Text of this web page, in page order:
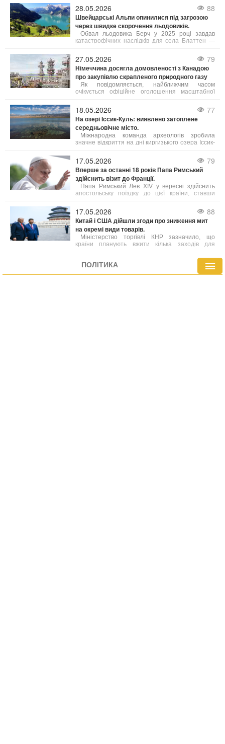
від Eurostat та Центрального банку Ісландії, як
повідомляє Bloomberg. Рівень цін в Ісландії, яку
часто називають "країною льоду та вогню",
зараз приблизно на 3% вищий, ніж у Швейцарії.
28.05.2026 88
Швейцарські Альпи опинилися під загрозою
через швидке скорочення льодовиків.
Обвал льодовика Берч у 2025 році завдав
катастрофічних наслідків для села Блаттен —
27.05.2026 79
Німеччина досягла домовленості з Канадою
про закупівлю скрапленого природного газу
Як повідомляється, найближчим часом
очікується офіційне оголошення масштабної
північно-західної частини провінції Британська
Колумбія до Німеччини.
18.05.2026 77
На озері Іссик-Куль: виявлено затоплене
середньовічне місто.
Міжнародна команда археологів зробила
значне відкриття на дні киргизького озера Іссик-
Це знахідка, яку автори вже назвали однією з
найважливіших за останні роки, порівнюють за
своєю значущістю з легендарною Атлантидою.
17.05.2026 79
Вперше за останні 18 років Папа Римський
здійснить візит до Франції.
Папа Римський Лев XIV у вересні здійснить
апостольську поїздку до цієї країни, ставши
17.05.2026 88
Китай і США дійшли згоди про зниження мит
на окремі види товарів.
Міністерство торгівлі КНР зазначило, що
країни планують вжити кілька заходів для
При цьому деталі угод поки що уточнюються.
ПОЛІТИКА